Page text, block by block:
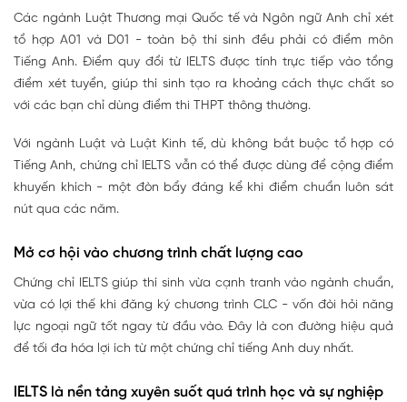
Các ngành Luật Thương mại Quốc tế và Ngôn ngữ Anh chỉ xét
tổ hợp A01 và D01 - toàn bộ thí sinh đều phải có điểm môn
Tiếng Anh. Điểm quy đổi từ IELTS được tính trực tiếp vào tổng
điểm xét tuyển, giúp thí sinh tạo ra khoảng cách thực chất so
với các bạn chỉ dùng điểm thi THPT thông thường.
Với ngành Luật và Luật Kinh tế, dù không bắt buộc tổ hợp có
Tiếng Anh, chứng chỉ IELTS vẫn có thể được dùng để cộng điểm
khuyến khích - một đòn bẩy đáng kể khi điểm chuẩn luôn sát
nút qua các năm.
Mở cơ hội vào chương trình chất lượng cao
Chứng chỉ IELTS giúp thí sinh vừa cạnh tranh vào ngành chuẩn,
vừa có lợi thế khi đăng ký chương trình CLC - vốn đòi hỏi năng
lực ngoại ngữ tốt ngay từ đầu vào. Đây là con đường hiệu quả
để tối đa hóa lợi ích từ một chứng chỉ tiếng Anh duy nhất.
IELTS là nền tảng xuyên suốt quá trình học và sự nghiệp